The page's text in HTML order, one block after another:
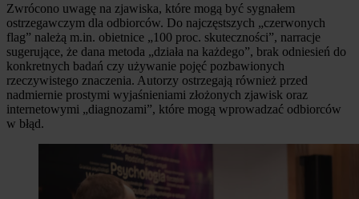
Zwrócono uwagę na zjawiska, które mogą być sygnałem
ostrzegawczym dla odbiorców. Do najczęstszych „czerwonych
flag” należą m.in. obietnice „100 proc. skuteczności”, narracje
sugerujące, że dana metoda „działa na każdego”, brak odniesień do
konkretnych badań czy używanie pojęć pozbawionych
rzeczywistego znaczenia. Autorzy ostrzegają również przed
nadmiernie prostymi wyjaśnieniami złożonych zjawisk oraz
internetowymi „diagnozami”, które mogą wprowadzać odbiorców
w błąd.